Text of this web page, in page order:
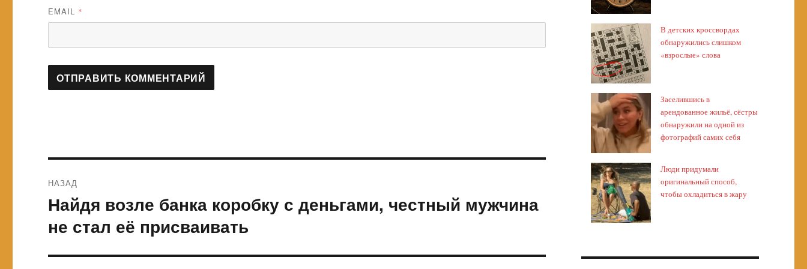
EMAIL *
по
записям
НАЗАД
Предыдущая
запись:
Найдя возле банка коробку с деньгами, честный мужчина
не стал её присваивать
В детских кроссвордах
обнаружились слишком
«взрослые» слова
Заселившись в
арендованное жильё, сёстры
обнаружили на одной из
фотографий самих себя
Люди придумали
оригинальный способ,
чтобы охладиться в жару